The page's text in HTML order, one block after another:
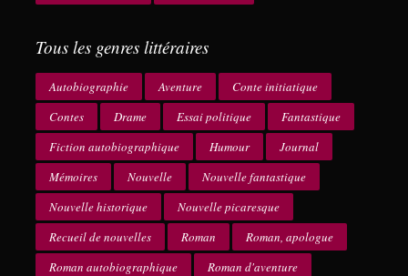
Tous les genres littéraires
Autobiographie Aventure
Conte initiatique
Contes
Drame Essai politique
Fantastique
Fiction autobiographique
Humour
Journal
Mémoires
Nouvelle
Nouvelle fantastique
Nouvelle historique
Nouvelle picaresque
Recueil de nouvelles
Roman
Roman, apologue
Roman autobiographique
Roman d'aventure